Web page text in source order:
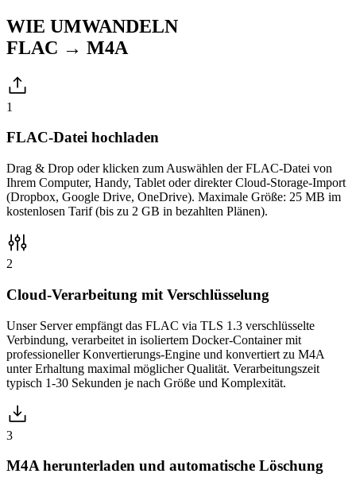
WIE UMWANDELN
FLAC → M4A
1
FLAC-Datei hochladen
Drag & Drop oder klicken zum Auswählen der FLAC-Datei von
Ihrem Computer, Handy, Tablet oder direkter Cloud-Storage-Import
(Dropbox, Google Drive, OneDrive). Maximale Größe: 25 MB im
kostenlosen Tarif (bis zu 2 GB in bezahlten Plänen).
2
Cloud-Verarbeitung mit Verschlüsselung
Unser Server empfängt das FLAC via TLS 1.3 verschlüsselte
Verbindung, verarbeitet in isoliertem Docker-Container mit
professioneller Konvertierungs-Engine und konvertiert zu M4A
unter Erhaltung maximal möglicher Qualität. Verarbeitungszeit
typisch 1-30 Sekunden je nach Größe und Komplexität.
3
M4A herunterladen und automatische Löschung